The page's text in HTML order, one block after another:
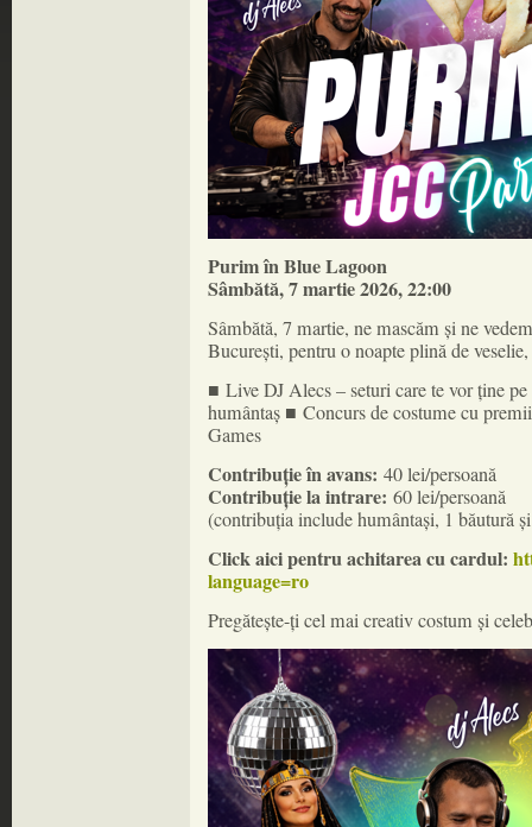
Purim în Blue Lagoon
Sâmbătă, 7 martie 2026, 22:00
Sâmbătă, 7 martie, ne mascăm și ne
București, pentru o noapte plină de
■ Live DJ Alecs – seturi care te vor ține
humântaș ■ Concurs de costume cu
Games
Contribuție în avans: 40 lei/persoană
Contribuție la intrare: 60 lei/persoană
(contribuția include humântași, 1 băutură
Click aici pentru achitarea cu cardul:
language=ro
Pregătește-ți cel mai creativ costum și